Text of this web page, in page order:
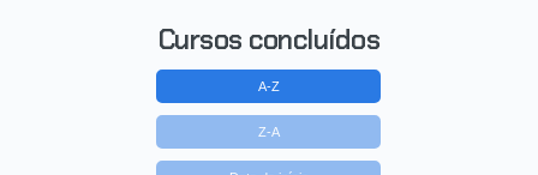
Cursos concluídos
A-Z
Z-A